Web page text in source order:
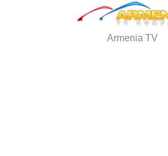
Armenia TV